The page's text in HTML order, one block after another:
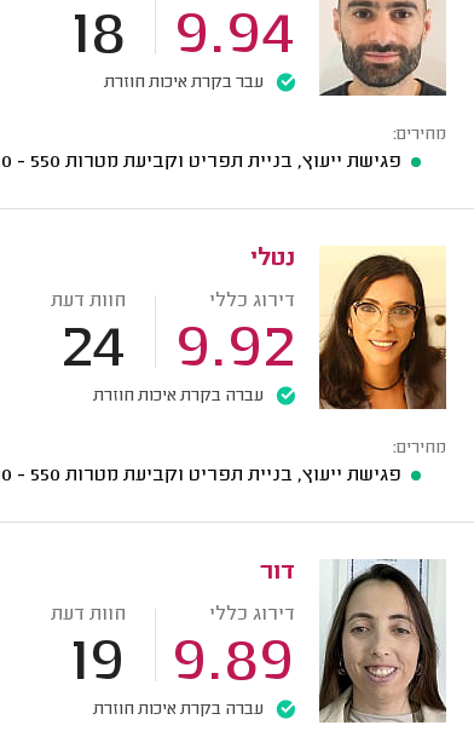
9.94
18
עבר בקרת איכות חוזרת
מחירים:
פגישת ייעוץ, בניית תפריט וקביעת מטרות 550 - 280
נטלי
דירוג כללי
9.92
חוות דעת
24
עברה בקרת איכות חוזרת
מחירים:
פגישת ייעוץ, בניית תפריט וקביעת מטרות 550 - 300
דור
דירוג כללי
9.89
חוות דעת
19
עברה בקרת איכות חוזרת